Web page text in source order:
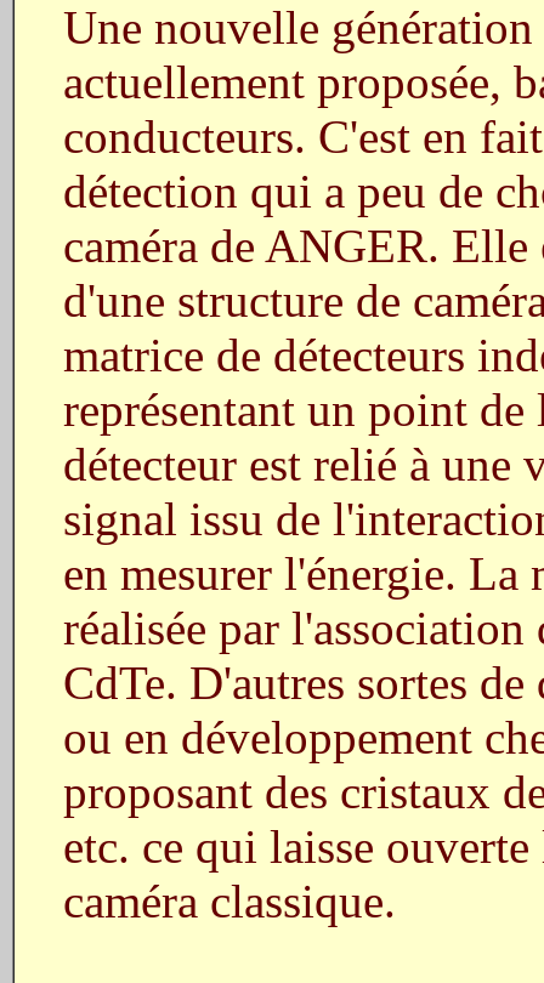
Une nouvelle génération
actuellement proposée,
conducteurs. C'est en
détection qui a peu de
caméra de ANGER.
d'une structure de
matrice de détecteurs
représentant un point
détecteur est relié à
signal issu de
en mesurer l'énergie. La
réalisée par l'association
CdTe. D'autres sortes de
ou en développement
proposant des cristaux
etc. ce qui laisse
caméra classique.